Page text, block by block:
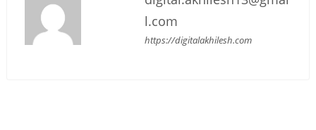
l.com
https://digitalakhilesh.com